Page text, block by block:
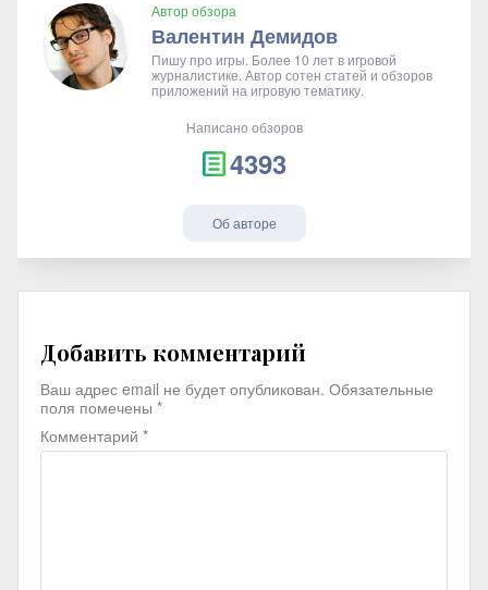
Автор обзора
Валентин Демидов
Пишу про игры. Более 10 лет в игровой
журналистике. Автор сотен статей и обзоров
приложений на игровую тематику.
Написано обзоров
4393
Об авторе
Добавить комментарий
Ваш адрес email не будет опубликован. Обязательные
поля помечены *
Комментарий *